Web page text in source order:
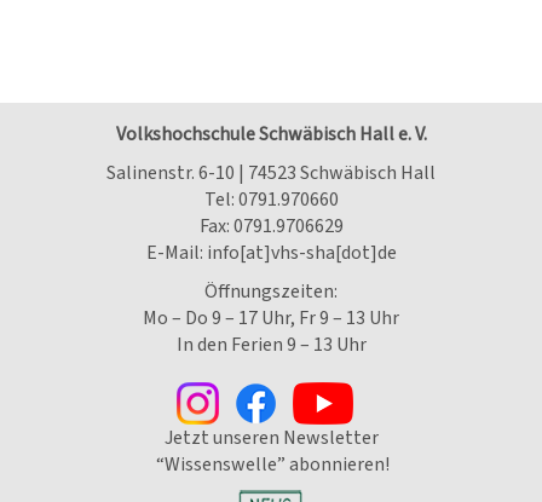
Volkshochschule Schwäbisch Hall e. V.
Salinenstr. 6-10 | 74523 Schwäbisch Hall
Tel:0791.970660
Fax: 0791.9706629
E-Mail: info[at]vhs-sha[dot]de
Öffnungszeiten:
Mo – Do 9 – 17 Uhr, Fr 9 – 13 Uhr
In den Ferien 9 – 13 Uhr
Jetzt unseren Newsletter
“Wissenswelle” abonnieren!